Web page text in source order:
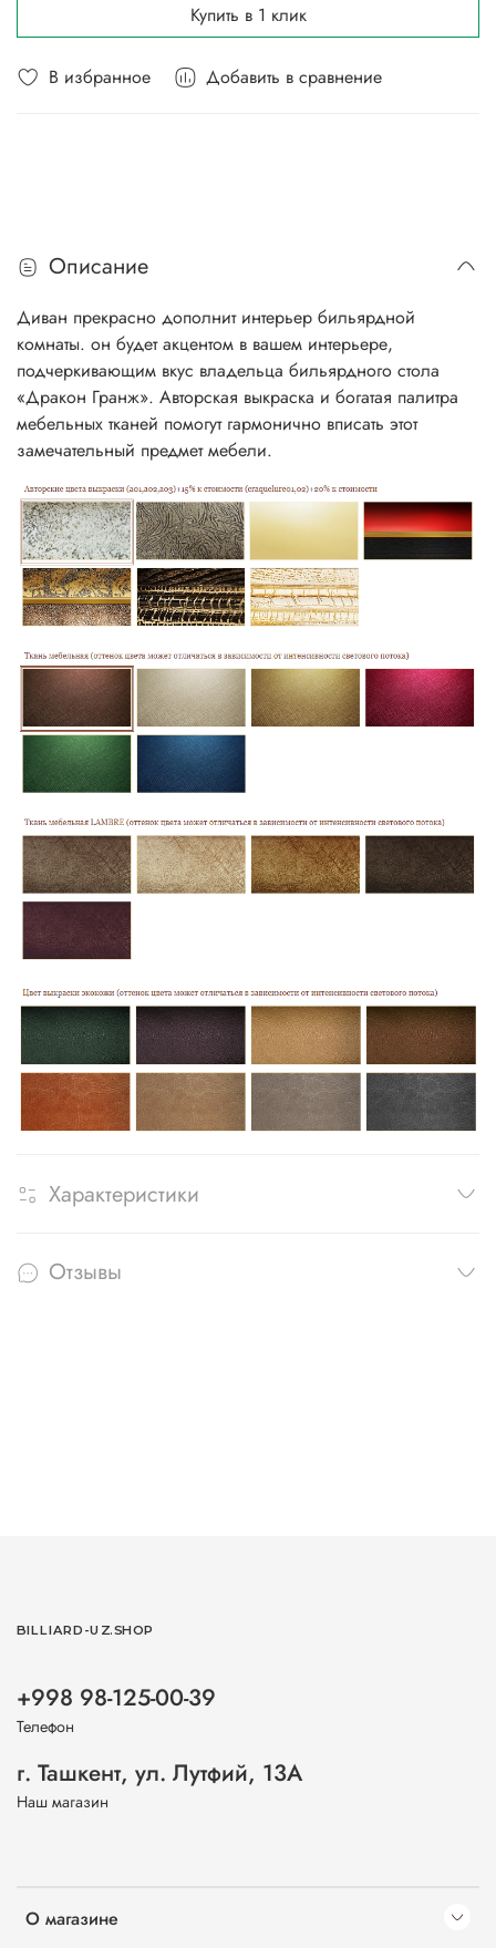
В избранное Добавить в сравнение
Купить в 1 клик
Описание
Диван прекрасно дополнит интерьер бильярдной
комнаты. он будет акцентом в вашем интерьере,
подчеркивающим вкус владельца бильярдного стола
«Дракон Гранж». Авторская выкраска и богатая палитра
мебельных тканей помогут гармонично вписать этот
замечательный предмет мебели.
Характеристики
Отзывы
О магазине
BILLIARD-UZ.SHOP
+998 98-125-00-39
Телефон
г. Ташкент, ул. Лутфий, 13А
Наш магазин